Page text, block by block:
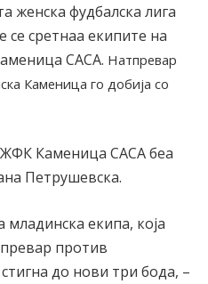
женска фудбалска лига
се сретнаа екипите на
САСА. Натпревар
Каменица го добија со
Каменица САСА беа
Петрушевска.
екипа, која
против
до нови три бода, –